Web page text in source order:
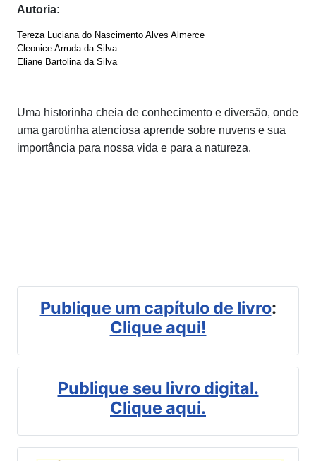
Autoria:
Tereza Luciana do Nascimento Alves Almerce
Cleonice Arruda da Silva
Eliane Bartolina da Silva
Uma historinha cheia de conhecimento e diversão, onde
uma garotinha atenciosa aprende sobre nuvens e sua
importância para nossa vida e para a natureza.
Publique um capítulo de livro:
Clique aqui!
Publique seu livro digital.
Clique aqui.